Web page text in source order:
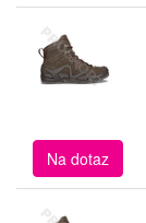
Na dotaz